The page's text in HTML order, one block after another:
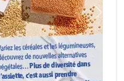
Next